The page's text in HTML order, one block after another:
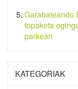
Garabateando
topaketa
parkean
KATEGORIAK